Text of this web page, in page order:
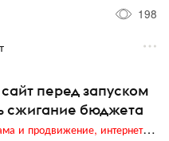
198
перед запуском
сжигание бюджета
Digital (web-дизайн, интернет-реклама и продвижение, интернет-сообщества и блоги, интернет-коммуникации, мобильный маркетинг, реклама на цифровых экранах)